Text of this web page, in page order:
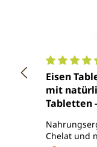
Eisen
mit
Tabletten
Chelat und